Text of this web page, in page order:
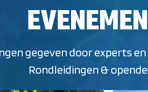
gegeven door experts
Rondleidingen &